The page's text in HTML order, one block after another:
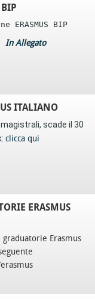
BIP
In Allegato
ITALIANO
scade il 30
clicca qui
ERASMUS
Erasmus